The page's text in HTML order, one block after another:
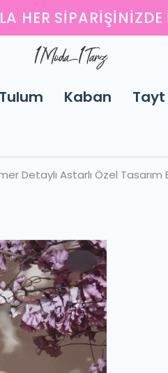
EN ŞIK
Tulum Kaban Tayt
Detaylı Astarlı Özel Tasarım